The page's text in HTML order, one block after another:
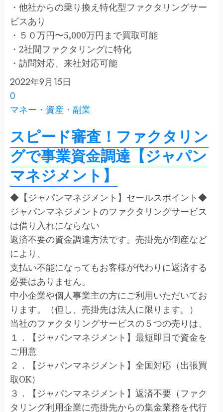
・他社からの乗り換え特化型ファクタリングサー
ビスあり
・５０万円〜5,000万円まで買取可能
・2社間ファクタリングに特化
・訪問対応、来社対応可能
2022年9月15日
0
マネー・資産・副業
スピード審査！ファクタリン
グで事業資金調達【ジャパン
マネジメント】
◆【ジャパンマネジメント】セールスポイント◆
ジャパンマネジメントのファクタリングサービス
は借り入れにならない
返済不要の資金調達方法です。売掛先が倒産など
により、
支払い不能になってもお客様が代わりに返済する
必要はありません。
中小企業や個人事業主の方にご利用いただいてお
ります。（但し、売掛先は法人に限ります。）
当社のファクタリングサービスの５つの売りは、
１．【ジャパンマネジメント】最短即日で資金を
ご用意
２．【ジャパンマネジメント】全国対応（出張買
取OK）
３．【ジャパンマネジメント】返済不要（ファク
タリング利用企業に売掛先からの集金業務を代行